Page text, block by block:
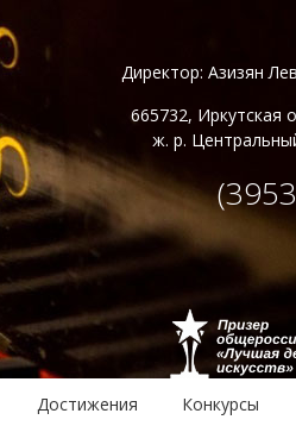
Директор: Азизян
665732, Иркутская
ж. р.
Достижения Конкурсы